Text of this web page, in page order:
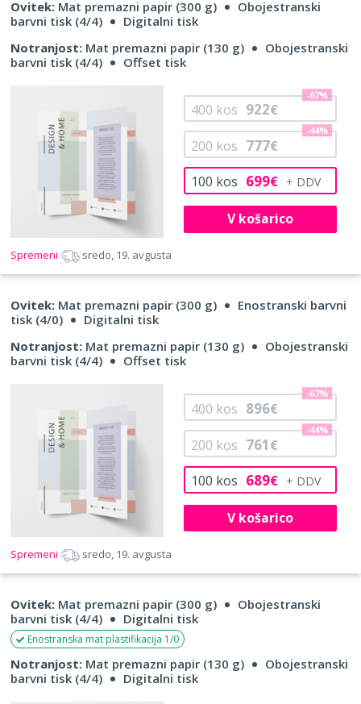
Ovitek: Mat premazni papir (300 g)
Obojestranski
barvni tisk (4/4)
Digitalni tisk
Notranjost: Mat premazni papir (130 g)
Obojestranski
barvni tisk (4/4)
Offset tisk
100 kos 699€
200 kos 777€
-44%
400 kos 922€
-67%
V košarico
Spremeni sredo, 19. avgusta
Ovitek: Mat premazni papir (300 g)
Enostranski barvni
tisk (4/0)
Digitalni tisk
Notranjost: Mat premazni papir (130 g)
Obojestranski
barvni tisk (4/4)
Offset tisk
100 kos 689€
200 kos 761€
-44%
400 kos 896€
-67%
V košarico
Spremeni sredo, 19. avgusta
Ovitek: Mat premazni papir (300 g)
Obojestranski
barvni tisk (4/4)
Digitalni tisk
Enostranska mat plastifikacija 1/0
Notranjost: Mat premazni papir (130 g)
Obojestranski
barvni tisk (4/4)
Digitalni tisk